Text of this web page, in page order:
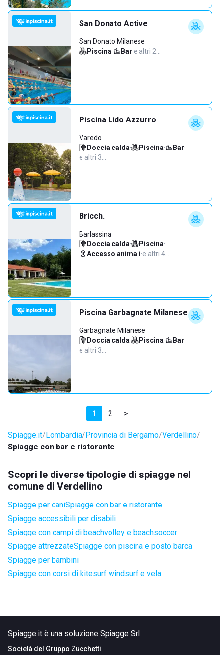
San Donato Active
San Donato Milanese
Piscina· Bar·e altri 2…
Piscina Lido Azzurro
Varedo
Doccia calda· Piscina· Bar·
e altri 3…
Bricch.
Barlassina
Doccia calda· Piscina·
Accesso animali·e altri 4…
Piscina Garbagnate Milanese
Garbagnate Milanese
Doccia calda· Piscina· Bar·
e altri 3…
1 2 >
Spiagge.it Lombardia Provincia di Bergamo Verdellino
Spiagge con bar e ristorante
Scopri le diverse tipologie di spiagge nel
comune di Verdellino
Spiagge per caniSpiagge con bar e ristorante
Spiagge accessibili per disabili
Spiagge con campi di beachvolley e beachsoccer
Spiagge attrezzateSpiagge con piscina e posto barca
Spiagge per bambini
Spiagge con corsi di kitesurf windsurf e vela
Spiagge.it è una soluzione Spiagge Srl
Società del Gruppo Zucchetti